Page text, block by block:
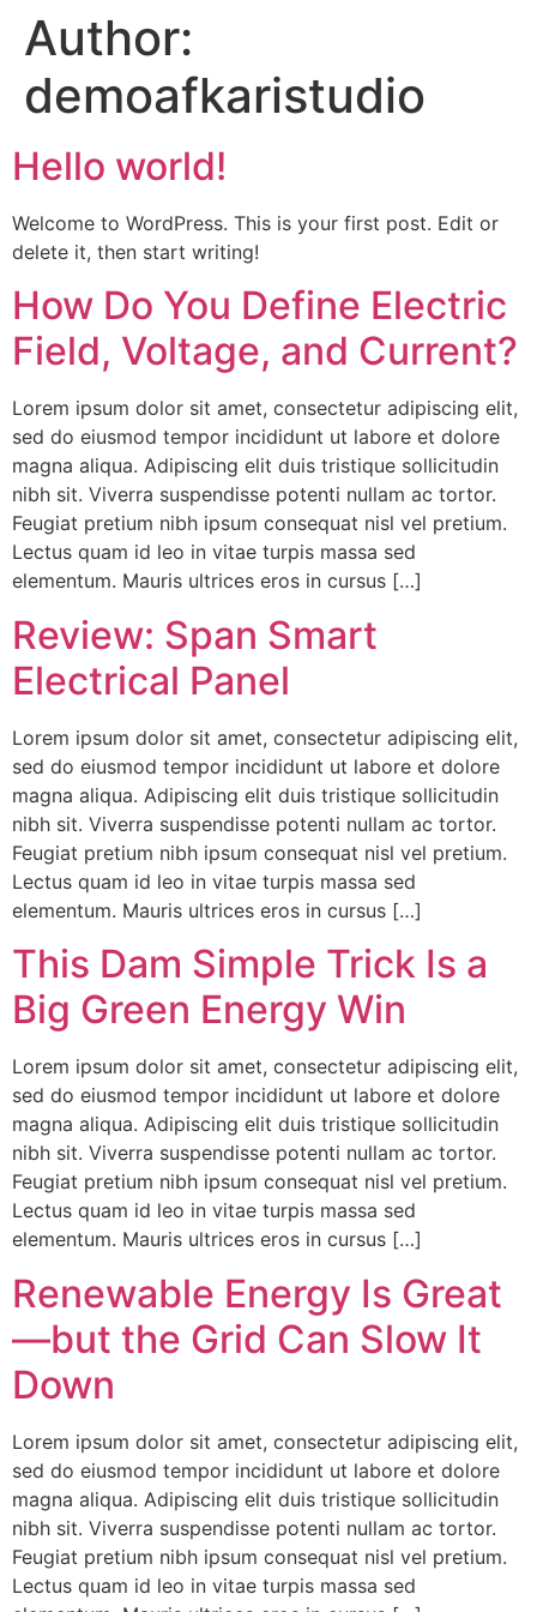
Author:
demoafkaristudio
Hello world!
Welcome to WordPress. This is your first post. Edit or
delete it, then start writing!
How Do You Define Electric
Field, Voltage, and Current?
Lorem ipsum dolor sit amet, consectetur adipiscing elit,
sed do eiusmod tempor incididunt ut labore et dolore
magna aliqua. Adipiscing elit duis tristique sollicitudin
nibh sit. Viverra suspendisse potenti nullam ac tortor.
Feugiat pretium nibh ipsum consequat nisl vel pretium.
Lectus quam id leo in vitae turpis massa sed
elementum. Mauris ultrices eros in cursus […]
Review: Span Smart
Electrical Panel
Lorem ipsum dolor sit amet, consectetur adipiscing elit,
sed do eiusmod tempor incididunt ut labore et dolore
magna aliqua. Adipiscing elit duis tristique sollicitudin
nibh sit. Viverra suspendisse potenti nullam ac tortor.
Feugiat pretium nibh ipsum consequat nisl vel pretium.
Lectus quam id leo in vitae turpis massa sed
elementum. Mauris ultrices eros in cursus […]
This Dam Simple Trick Is a
Big Green Energy Win
Lorem ipsum dolor sit amet, consectetur adipiscing elit,
sed do eiusmod tempor incididunt ut labore et dolore
magna aliqua. Adipiscing elit duis tristique sollicitudin
nibh sit. Viverra suspendisse potenti nullam ac tortor.
Feugiat pretium nibh ipsum consequat nisl vel pretium.
Lectus quam id leo in vitae turpis massa sed
elementum. Mauris ultrices eros in cursus […]
Renewable Energy Is Great
—but the Grid Can Slow It
Down
Lorem ipsum dolor sit amet, consectetur adipiscing elit,
sed do eiusmod tempor incididunt ut labore et dolore
magna aliqua. Adipiscing elit duis tristique sollicitudin
nibh sit. Viverra suspendisse potenti nullam ac tortor.
Feugiat pretium nibh ipsum consequat nisl vel pretium.
Lectus quam id leo in vitae turpis massa sed